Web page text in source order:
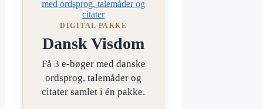
DIGITAL PAKKE
Dansk Visdom
Få 3 e-bøger med danske
ordsprog, talemåder og
citater samlet i én pakke.